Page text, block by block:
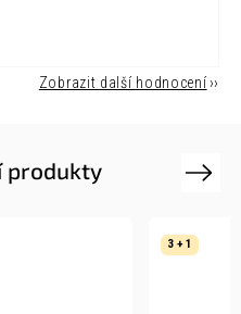
Zobrazit další hodnocení
produkty
3 + 1
Next